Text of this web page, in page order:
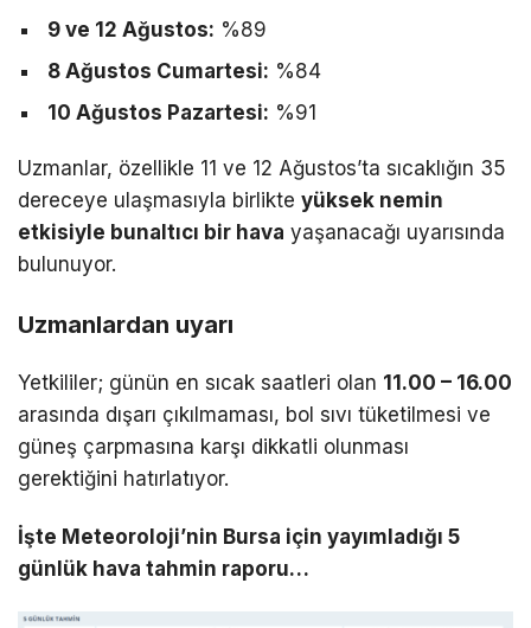
9 ve 12 Ağustos: %89
8 Ağustos Cumartesi: %84
10 Ağustos Pazartesi: %91
Uzmanlar, özellikle 11 ve 12 Ağustos’ta sıcaklığın 35
dereceye ulaşmasıyla birlikte yüksek nemin
etkisiyle bunaltıcı bir hava yaşanacağı uyarısında
bulunuyor.
Uzmanlardan uyarı
Yetkililer; günün en sıcak saatleri olan 11.00 – 16.00
arasında dışarı çıkılmaması, bol sıvı tüketilmesi ve
güneş çarpmasına karşı dikkatli olunması
gerektiğini hatırlatıyor.
İşte Meteoroloji’nin Bursa için yayımladığı 5
günlük hava tahmin raporu…